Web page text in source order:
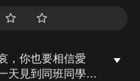
，你也要相信愛
天見到同班同學蕭